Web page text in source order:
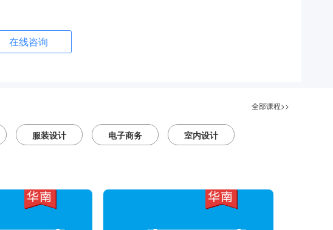
在线咨询
全部课程>>
服装设计 电子商务 室内设计